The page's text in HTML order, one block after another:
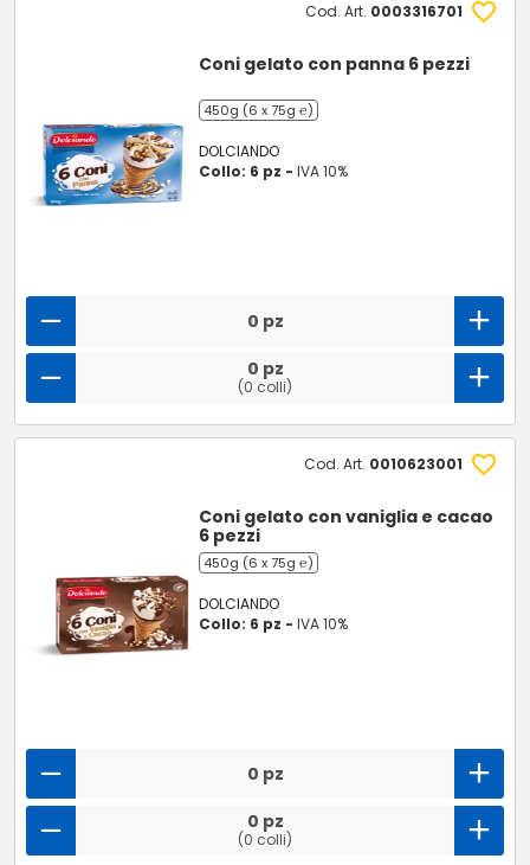
Cod. Art. 0003316701
Coni gelato con panna 6 pezzi
450g (6 x 75g ℮)
DOLCIANDO
Collo: 6 pz -IVA 10%
0 pz
0 pz
(0 colli)
Cod. Art. 0010623001
Coni gelato con vaniglia e cacao
6 pezzi
450g (6 x 75g ℮)
DOLCIANDO
Collo: 6 pz -IVA 10%
0 pz
0 pz
(0 colli)